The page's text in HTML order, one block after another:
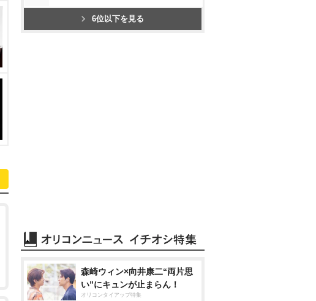
6位以下を見る
森崎ウィン×向井康二“両片思
い”にキュンが止まらん！
オリコンタイアップ特集